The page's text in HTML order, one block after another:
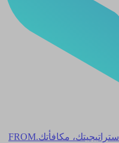
استراتيجيتك، مكافأتك.FROM